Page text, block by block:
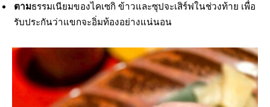
ตามธรรมเนียมของไคเซกิ ข้าวและซุปจะเสิร์ฟในช่วงท้าย เพื่อ
รับประกันว่าแขกจะอิ่มท้องอย่างแน่นอน